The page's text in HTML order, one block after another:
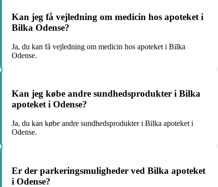
Kan jeg få vejledning om medicin hos apoteket i
Bilka Odense?
Ja, du kan få vejledning om medicin hos apoteket i Bilka
Odense.
Kan jeg købe andre sundhedsprodukter i Bilka
apoteket i Odense?
Ja, du kan købe andre sundhedsprodukter i Bilka apoteket i
Odense.
Er der parkeringsmuligheder ved Bilka apoteket
i Odense?